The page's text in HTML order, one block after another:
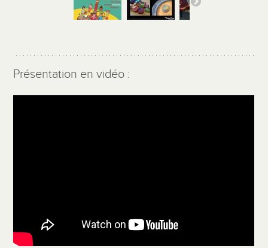
Présentation en vidéo :